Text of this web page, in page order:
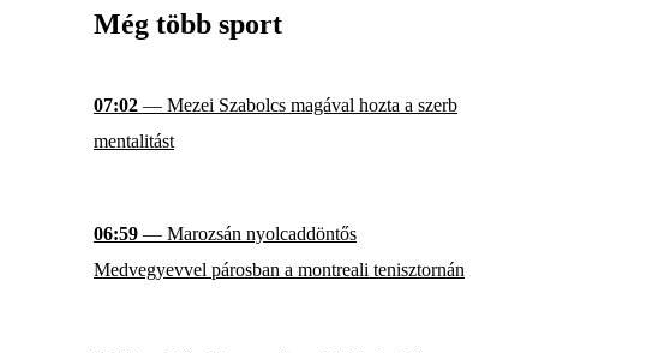
Még több sport
07:02 — Mezei Szabolcs magával hozta a szerb
mentalitást
06:59 — Marozsán nyolcaddöntős
Medvegyevvel párosban a montreali tenisztornán